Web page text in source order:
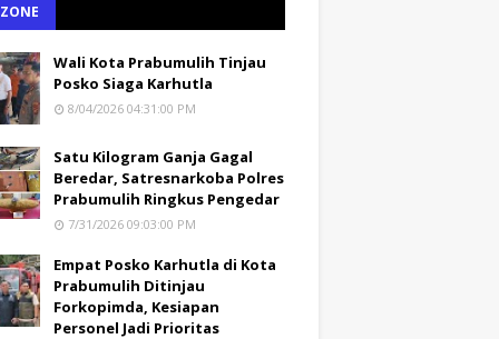
Wali Kota Prabumulih Tinjau
Posko Siaga Karhutla
8/04/2026 04:31:00 PM
Satu Kilogram Ganja Gagal
Beredar, Satresnarkoba Polres
Prabumulih Ringkus Pengedar
7/31/2026 09:03:00 PM
Empat Posko Karhutla di Kota
Prabumulih Ditinjau
Forkopimda, Kesiapan
Personel Jadi Prioritas